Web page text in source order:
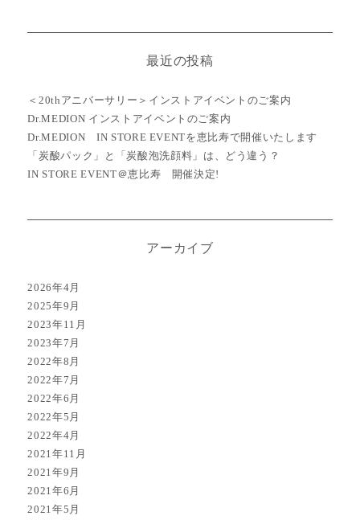
最近の投稿
＜20thアニバーサリー＞インストアイベントのご案内
Dr.MEDION インストアイベントのご案内
Dr.MEDION IN STORE EVENTを恵比寿で開催いたします
「炭酸パック」と「炭酸泡洗顔料」は、どう違う？
IN STORE EVENT＠恵比寿 開催決定!
アーカイブ
2026年4月
2025年9月
2023年11月
2023年7月
2022年8月
2022年7月
2022年6月
2022年5月
2022年4月
2021年11月
2021年9月
2021年6月
2021年5月